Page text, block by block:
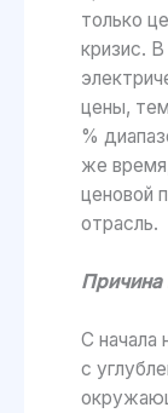
только
кризис.
цены,
%
же
ценовой
отрасль.
Причина
С начала
с